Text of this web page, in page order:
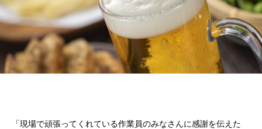
「現場で頑張ってくれている作業員のみなさんに感謝を伝えた